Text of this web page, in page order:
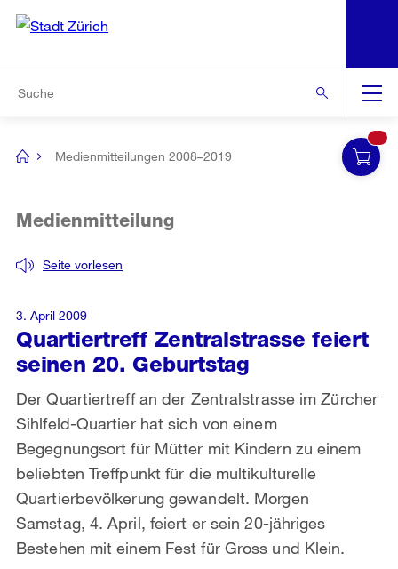
Navigation
[no
Medienmitteilungen 2008–2019
Quartiertreff Zentralstrasse feiert
seinen 20. Geburtstag
Seite vorlesen
Medienmitteilung
Der Quartiertreff an der Zentralstrasse im Zürcher
Sihlfeld-Quartier hat sich von einem
Begegnungsort für Mütter mit Kindern zu einem
beliebten Treffpunkt für die multikulturelle
Quartierbevölkerung gewandelt. Morgen
Samstag, 4. April, feiert er sein 20-jähriges
Bestehen mit einem Fest für Gross und Klein.
3. April 2009